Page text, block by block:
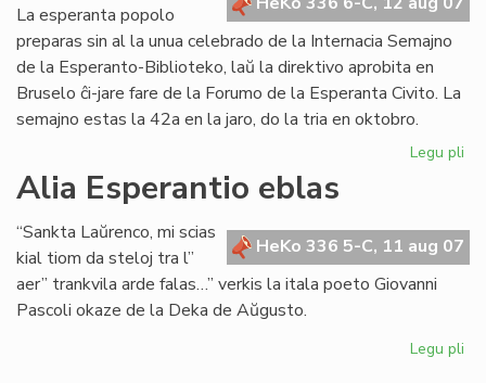
La esperanta popolo
preparas sin al la unua celebrado de la Internacia Semajno
de la Esperanto-Biblioteko, laŭ la direktivo aprobita en
Bruselo ĉi-jare fare de la Forumo de la Esperanta Civito. La
semajno estas la 42a en la jaro, do la tria en oktobro.
Legu pli
Alia Esperantio eblas
HeKo 336 5-C, 11 aug 07
“Sankta Laŭrenco, mi scias
kial tiom da steloj tra l”
aer” trankvila arde falas…” verkis la itala poeto Giovanni
Pascoli okaze de la Deka de Aŭgusto.
Legu pli